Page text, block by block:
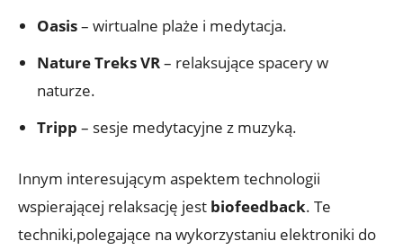
Oasis– wirtualne plaże i medytacja.
Nature Treks VR– relaksujące spacery w
naturze.
Tripp – sesje medytacyjne z muzyką.
Innym interesującym aspektem technologii
wspierającej relaksację jest biofeedback. Te
techniki,polegające na wykorzystaniu elektroniki do